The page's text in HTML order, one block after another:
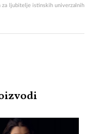
za ljubitelje istinskih univerzalnih